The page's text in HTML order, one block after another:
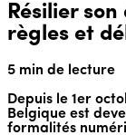
Résilier
règles et
5 min de lecture
Depuis le 1er
Belgique est
formalités